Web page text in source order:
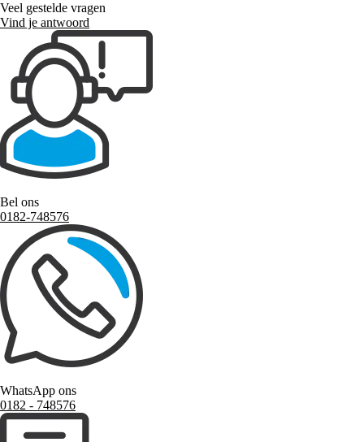
Veel gestelde vragen
Vind je antwoord
Bel ons
0182-748576
WhatsApp ons
0182 ‑ 748576